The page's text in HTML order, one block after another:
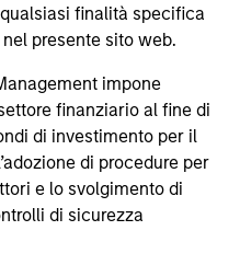
finalità specifica
presente sito web.
impone
finanziario al fine di
di investimento per il
di procedure per
e lo svolgimento di
di sicurezza
Noise in the
engages with
to promote robust
that help
towards
impactful
and